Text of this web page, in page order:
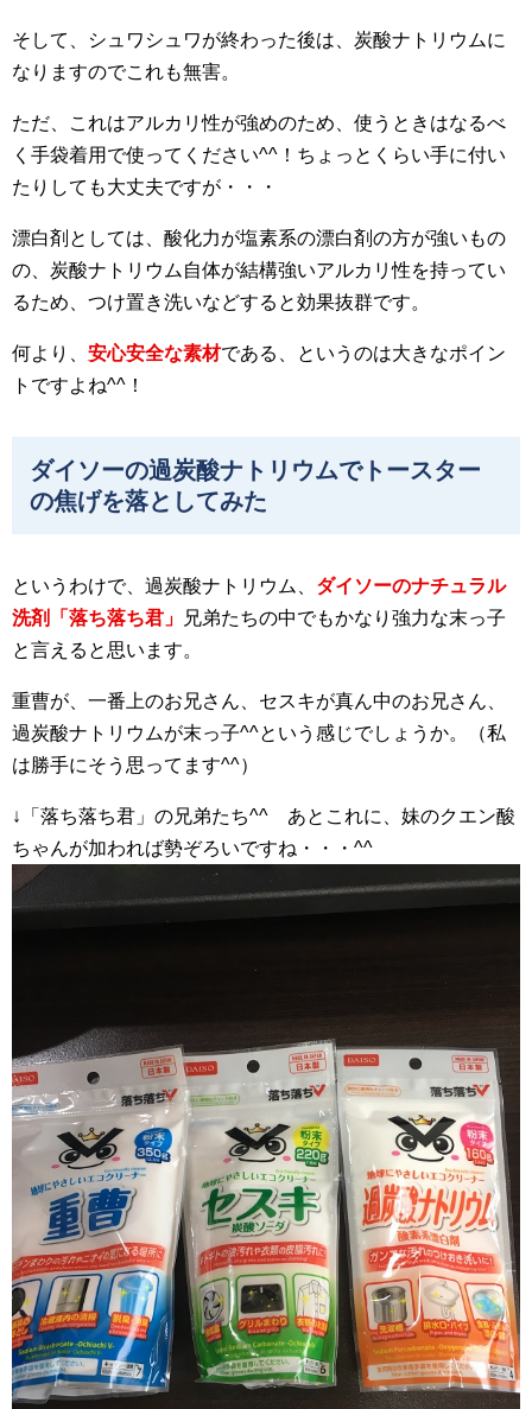
そして、シュワシュワが終わった後は、炭酸ナトリウムに
なりますのでこれも無害。
ただ、これはアルカリ性が強めのため、使うときはなるべ
く手袋着用で使ってください^^！ちょっとくらい手に付い
たりしても大丈夫ですが・・・
漂白剤としては、酸化力が塩素系の漂白剤の方が強いもの
の、炭酸ナトリウム自体が結構強いアルカリ性を持ってい
るため、つけ置き洗いなどすると効果抜群です。
何より、 安心安全な素材である、というのは大きなポイン
トですよね^^！
ダイソーの過炭酸ナトリウムでトースター
の焦げを落としてみた
というわけで、過炭酸ナトリウム、 ダイソーのナチュラル
洗剤「落ち落ち君」
兄弟たちの中でもかなり強力な末っ子
と言えると思います。
重曹が、一番上のお兄さん、セスキが真ん中のお兄さん、
過炭酸ナトリウムが末っ子^^という感じでしょうか。（私
は勝手にそう思ってます^^）
↓「落ち落ち君」の兄弟たち^^ あとこれに、妹のクエン酸
ちゃんが加われば勢ぞろいですね・・・^^